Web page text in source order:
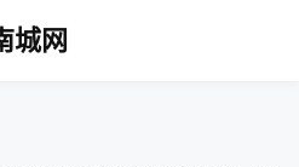
城网